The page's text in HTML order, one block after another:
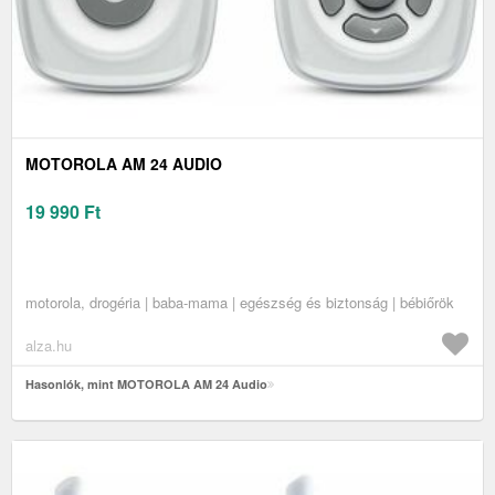
MOTOROLA AM 24 AUDIO
19 990 Ft
motorola, drogéria | baba-mama | egészség és biztonság | bébiőrök
alza.hu
Hasonlók, mint MOTOROLA AM 24 Audio